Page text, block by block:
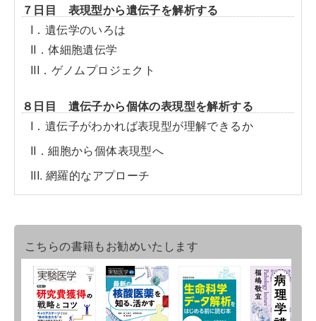
７日目 表現型から遺伝子を解析する
I．遺伝学のいろは
II．体細胞遺伝学
III．ゲノムプロジェクト
８日目 遺伝子から個体の表現型を解析する
I．遺伝子がわかれば表現型が理解できるか
II．細胞から個体表現型へ
III. 網羅的なアプローチ
こちらの書籍もお勧めいたします